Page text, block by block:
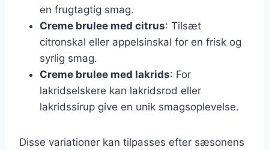
en frugtagtig smag.
Creme brulee med citrus: Tilsæt
citronskal eller appelsinskal for en frisk og
syrlig smag.
Creme brulee med lakrids: For
lakridselskere kan lakridsrod eller
lakridssirup give en unik smagsoplevelse.
Disse variationer kan tilpasses efter sæsonens